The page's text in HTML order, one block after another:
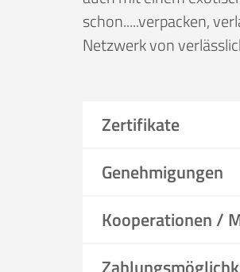
schon.....verpacken,
Netzwerk von
Zertifikate
Genehmigungen
Kooperationen /